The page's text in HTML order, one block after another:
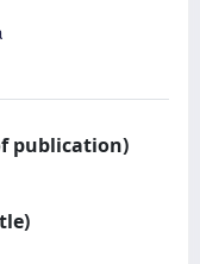
publication)